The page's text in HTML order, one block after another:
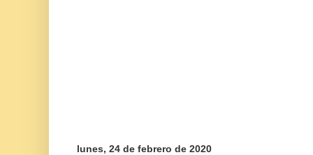
lunes, 24 de febrero de 2020